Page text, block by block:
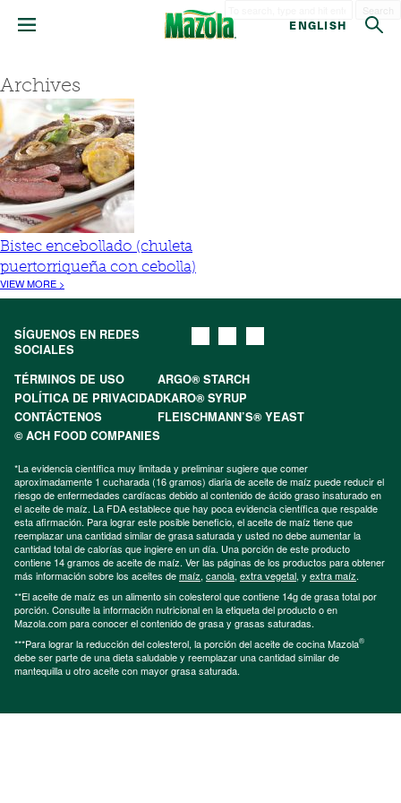
ENGLISH
Archives
Bistec encebollado (chuleta
puertorriqueña con cebolla)
VIEW MORE >
SÍGUENOS EN REDES
SOCIALES
TÉRMINOS DE USO
ARGO® STARCH
POLÍTICA DE PRIVACIDADKARO® SYRUP
CONTÁCTENOS
FLEISCHMANN’S® YEAST
© ACH FOOD COMPANIES
*La evidencia científica muy limitada y preliminar sugiere que comer
aproximadamente 1 cucharada (16 gramos) diaria de aceite de maíz puede reducir el
riesgo de enfermedades cardíacas debido al contenido de ácido graso insaturado en
el aceite de maíz. La FDA establece que hay poca evidencia científica que respalde
esta afirmación. Para lograr este posible beneficio, el aceite de maíz tiene que
reemplazar una cantidad similar de grasa saturada y usted no debe aumentar la
cantidad total de calorías que ingiere en un día. Una porción de este producto
contiene 14 gramos de aceite de maíz. Ver las páginas de los productos para obtener
más información sobre los aceites demaíz, canola, extra vegetal, y extra maíz.
**El aceite de maíz es un alimento sin colesterol que contiene 14g de grasa total por
porción. Consulte la información nutricional en la etiqueta del producto o en
Mazola.com para conocer el contenido de grasa y grasas saturadas.
***Para lograr la reducción del colesterol, la porción del aceite de cocina Mazola®
debe ser parte de una dieta saludable y reemplazar una cantidad similar de
mantequilla u otro aceite con mayor grasa saturada.